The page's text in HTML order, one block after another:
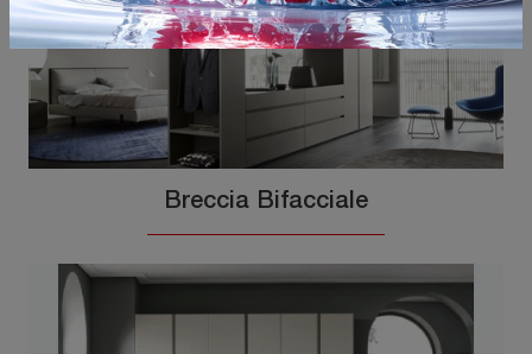
Breccia Bifacciale